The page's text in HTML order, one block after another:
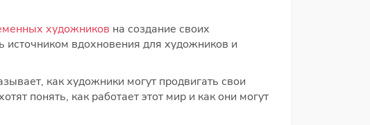
художников на создание своих
источником вдохновения для художников и
как художники могут продвигать свои
понять, как работает этот мир и как они могут